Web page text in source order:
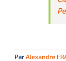
ParAlexandre